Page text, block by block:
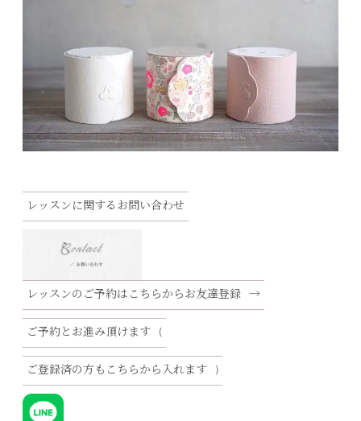
レッスンに関するお問い合わせ
レッスンのご予約はこちらからお友達登録 →
ご予約とお進み頂けます (
ご登録済の方もこちらから入れます )